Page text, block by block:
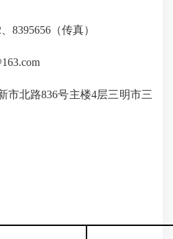
8395656（传真）
市北路836号主楼4层三明市三